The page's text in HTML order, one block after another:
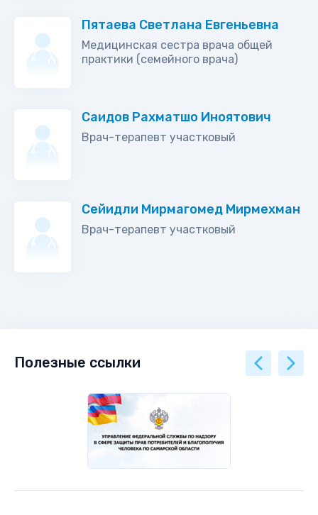
Пятаева Светлана Евгеньевна
Медицинская сестра врача общей
практики (семейного врача)
Саидов Рахматшо Иноятович
Врач-терапевт участковый
Сейидли Мирмагомед Мирмехман
Врач-терапевт участковый
Полезные ссылки